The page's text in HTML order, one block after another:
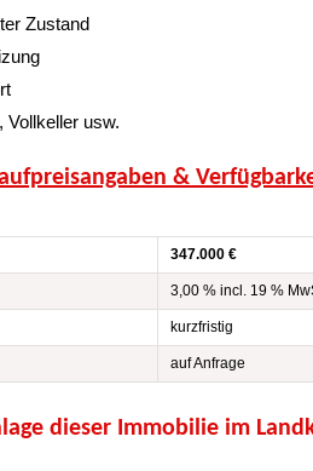
Zustand
Vollkeller usw.
&
347.000 €
3,00 % incl. 19 %
kurzfristig
auf Anfrage
dieser Immobilie im